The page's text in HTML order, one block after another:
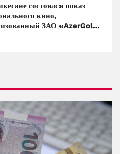
состоялся показ
кино,
ЗАО «AzerGold»